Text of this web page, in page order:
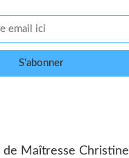
de Maîtresse Christine